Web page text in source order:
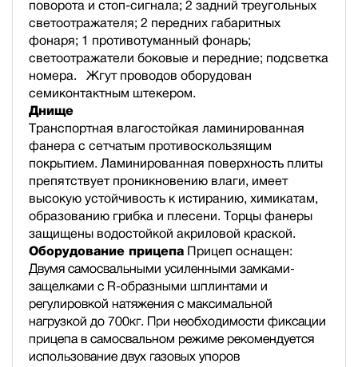
поворота и стоп-сигнала; 2 задний треугольных
светоотражателя; 2 передних габаритных
фонаря; 1 противотуманный фонарь;
светоотражатели боковые и передние; подсветка
номера. Жгут проводов оборудован
семиконтактным штекером.
Днище
Транспортная влагостойкая ламинированная
фанера с сетчатым противоскользящим
покрытием. Ламинированная поверхность плиты
препятствует проникновению влаги, имеет
высокую устойчивость к истиранию, химикатам,
образованию грибка и плесени. Торцы фанеры
защищены водостойкой акриловой краской.
Оборудование прицепа Прицеп оснащен:
Двумя самосвальными усиленными замками-
защелками с R-образными шплинтами и
регулировкой натяжения с максимальной
нагрузкой до 700кг. При необходимости фиксации
прицепа в самосвальном режиме рекомендуется
использование двух газовых упоров